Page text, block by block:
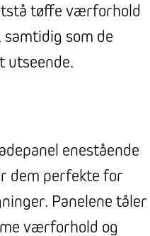
tøffe værforhold
som de
enestående
dem perfekte for
Panelene tåler
værforhold og